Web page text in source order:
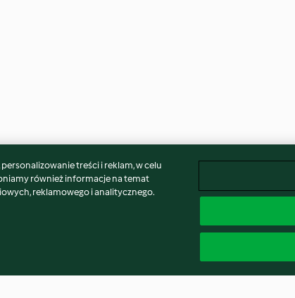
treści i reklam, w celu
również informacje na temat
reklamowego i analitycznego.